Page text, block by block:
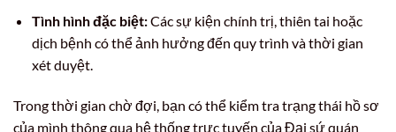
Tình hình đặc biệt:Các sự kiện chính trị, thiên tai hoặc
dịch bệnh có thể ảnh hưởng đến quy trình và thời gian
xét duyệt.
Trong thời gian chờ đợi, bạn có thể kiểm tra trạng thái hồ sơ
của mình thông qua hệ thống trực tuyến của Đại sứ quán